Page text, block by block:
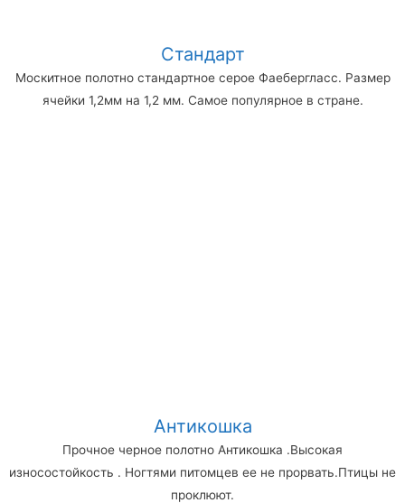
Стандарт
Москитное полотно стандартное серое Фаебергласс. Размер
ячейки 1,2мм на 1,2 мм. Самое популярное в стране.
Антикошка
Прочное черное полотно Антикошка .Высокая
износостойкость . Ногтями питомцев ее не прорвать.Птицы не
проклюют.